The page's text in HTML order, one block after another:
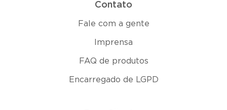
Contato
Fale com a gente
Imprensa
FAQ de produtos
Encarregado de LGPD